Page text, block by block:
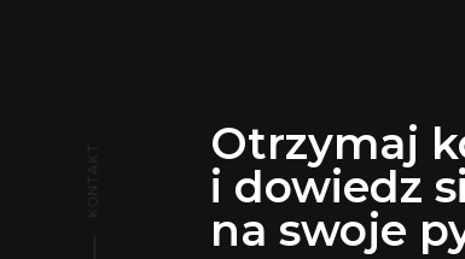
KONTAKT
Otrzymaj
i dowiedz
na swoje